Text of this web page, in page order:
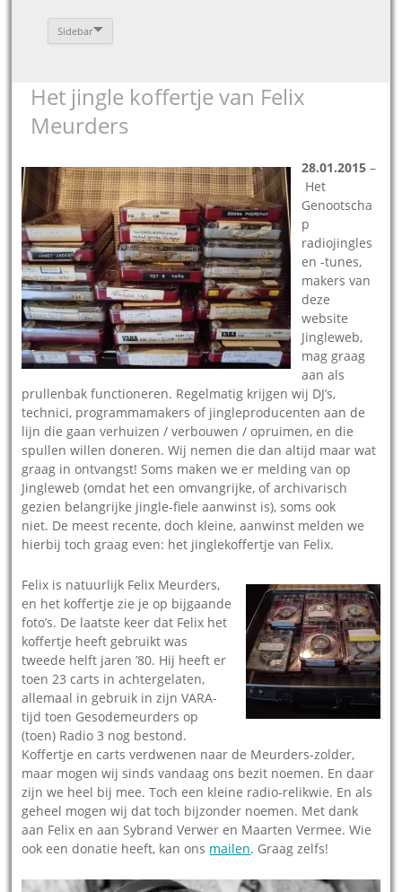
Sidebar
Het jingle koffertje van Felix
Meurders
28.01.2015 –
Het
Genootscha
p
radiojingles
en -tunes,
makers van
deze
website
Jingleweb,
mag graag
aan als
prullenbak functioneren. Regelmatig krijgen wij DJ’s,
technici, programmamakers of jingleproducenten aan de
lijn die gaan verhuizen / verbouwen / opruimen, en die
spullen willen doneren. Wij nemen die dan altijd maar wat
graag in ontvangst! Soms maken we er melding van op
Jingleweb (omdat het een omvangrijke, of archivarisch
gezien belangrijke jingle-fiele aanwinst is), soms ook
niet. De meest recente, doch kleine, aanwinst melden we
hierbij toch graag even: het jinglekoffertje van Felix.
Felix is natuurlijk Felix Meurders,
en het koffertje zie je op bijgaande
foto’s. De laatste keer dat Felix het
koffertje heeft gebruikt was
tweede helft jaren ’80. Hij heeft er
toen 23 carts in achtergelaten,
allemaal in gebruik in zijn VARA-
tijd toen Gesodemeurders op
(toen) Radio 3 nog bestond.
Koffertje en carts verdwenen naar de Meurders-zolder,
maar mogen wij sinds vandaag ons bezit noemen. En daar
zijn we heel bij mee. Toch een kleine radio-relikwie. En als
geheel mogen wij dat toch bijzonder noemen. Met dank
aan Felix en aan Sybrand Verwer en Maarten Vermee. Wie
ook een donatie heeft, kan ons mailen. Graag zelfs!